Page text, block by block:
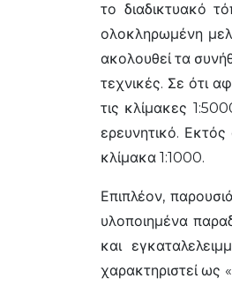
το διαδικτυακό
ολοκληρωμένη
ακολουθεί τα
τεχνικές. Σε ότι
τις κλίμακες
ερευνητικό.
κλίμακα 1:1000.
Επιπλέον,
υλοποιημένα
και
χαρακτηριστεί ως